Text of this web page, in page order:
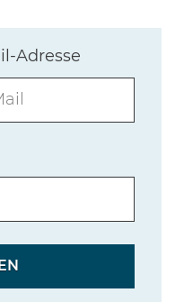
Adresse